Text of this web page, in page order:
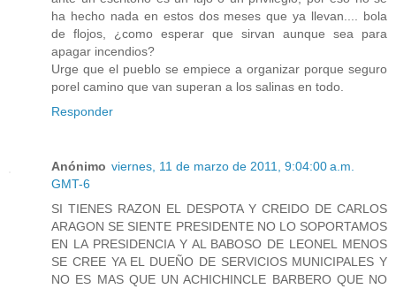
ha hecho nada en estos dos meses que ya llevan.... bola
de flojos, ¿como esperar que sirvan aunque sea para
apagar incendios?
Urge que el pueblo se empiece a organizar porque seguro
porel camino que van superan a los salinas en todo.
Responder
Anónimo viernes, 11 de marzo de 2011, 9:04:00 a.m.
GMT-6
SI TIENES RAZON EL DESPOTA Y CREIDO DE CARLOS
ARAGON SE SIENTE PRESIDENTE NO LO SOPORTAMOS
EN LA PRESIDENCIA Y AL BABOSO DE LEONEL MENOS
SE CREE YA EL DUEÑO DE SERVICIOS MUNICIPALES Y
NO ES MAS QUE UN ACHICHINCLE BARBERO QUE NO